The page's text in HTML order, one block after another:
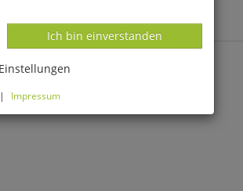
Datenverarbeitung -
Ich bin einverstanden
-
| Impressum
zwingend notwendigen Cookies